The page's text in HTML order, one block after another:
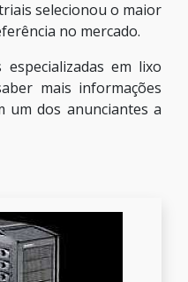
selecionou o maior
no mercado.
em lixo
mais informações
um dos anunciantes a